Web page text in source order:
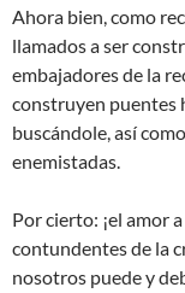
Ahora bien, como
llamados a ser
embajadores de la
construyen puentes
buscándole, así
enemistadas.
Por cierto: ¡el amor
contundentes de la
nosotros puede y